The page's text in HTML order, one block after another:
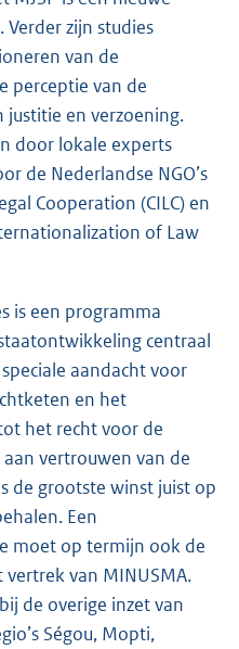
zijn studies
van de
perceptie van de
justitie en verzoening.
door lokale experts
de Nederlandse NGO’s
Cooperation (CILC) en
of Law
is een programma
centraal
aandacht voor
en het
het recht voor de
vertrouwen van de
de grootste winst juist op
Een
moet op termijn ook de
van MINUSMA.
de overige inzet van
Ségou, Mopti,